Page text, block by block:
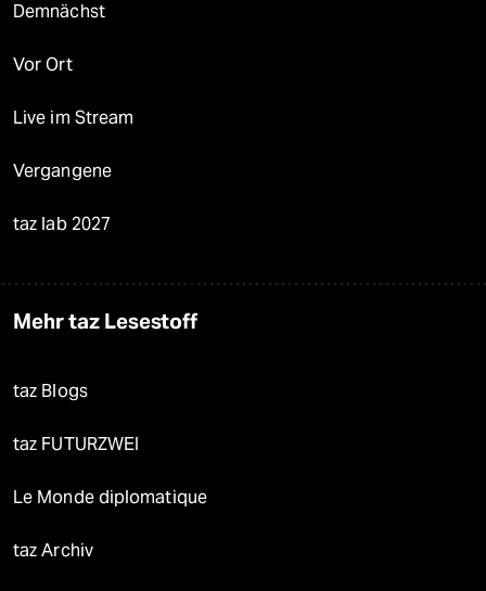
Demnächst
Vor Ort
Live im Stream
Vergangene
taz lab 2027
Mehr taz Lesestoff
taz Blogs
taz FUTURZWEI
Le Monde diplomatique
taz Archiv